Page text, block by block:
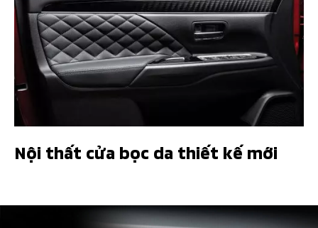
Nội thất cửa bọc da thiết kế mới